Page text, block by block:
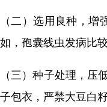
（二）选用良种，
如，孢囊线虫发病比
（三）种子处理，
子包衣，严禁大豆白